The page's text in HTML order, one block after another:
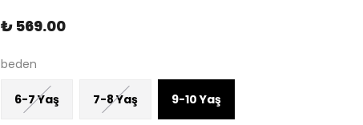
₺ 569.00
beden
6-7 Yaş 7-8 Yaş 9-10 Yaş